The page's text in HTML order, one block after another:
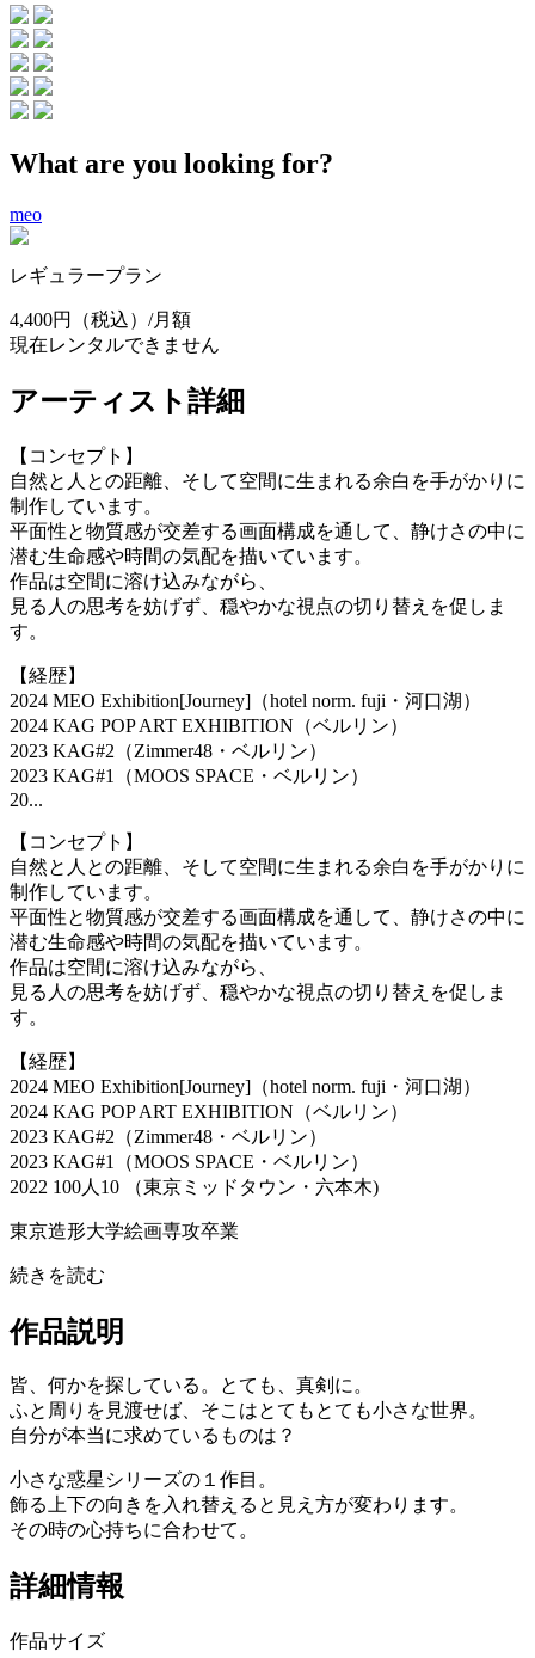
What are you looking for?
meo
レギュラープラン
4,400円
（税込）/月額
現在レンタルできません
アーティスト詳細
【コンセプト】
自然と人との距離、そして空間に生まれる余白を手がかりに
制作しています。
平面性と物質感が交差する画面構成を通して、静けさの中に
潜む生命感や時間の気配を描いています。
作品は空間に溶け込みながら、
見る人の思考を妨げず、穏やかな視点の切り替えを促しま
す。
【経歴】
2024 MEO Exhibition[Journey]（hotel norm. fuji・河口湖）
2024 KAG POP ART EXHIBITION（ベルリン）
2023 KAG#2（Zimmer48・ベルリン）
2023 KAG#1（MOOS SPACE・ベルリン）
20...
【コンセプト】
自然と人との距離、そして空間に生まれる余白を手がかりに
制作しています。
平面性と物質感が交差する画面構成を通して、静けさの中に
潜む生命感や時間の気配を描いています。
作品は空間に溶け込みながら、
見る人の思考を妨げず、穏やかな視点の切り替えを促しま
す。
【経歴】
2024 MEO Exhibition[Journey]（hotel norm. fuji・河口湖）
2024 KAG POP ART EXHIBITION（ベルリン）
2023 KAG#2（Zimmer48・ベルリン）
2023 KAG#1（MOOS SPACE・ベルリン）
2022 100人10 （東京ミッドタウン・六本木)
東京造形大学絵画専攻卒業
続きを読む
作品説明
皆、何かを探している。とても、真剣に。
ふと周りを見渡せば、そこはとてもとても小さな世界。
自分が本当に求めているものは？
小さな惑星シリーズの１作目。
飾る上下の向きを入れ替えると見え方が変わります。
その時の心持ちに合わせて。
詳細情報
作品サイズ